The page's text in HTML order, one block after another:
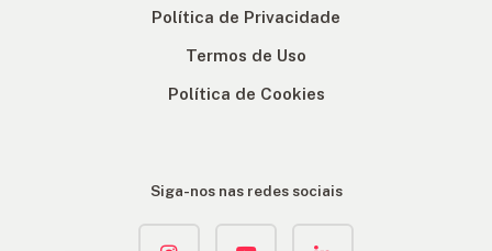
Siga-nos nas redes sociais
Política de Privacidade
Termos de Uso
Política de Cookies